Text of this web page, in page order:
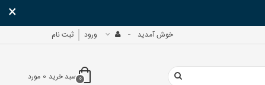
×
خوش آمدید ورود ثبت نام
0سبد خرید 0 مورد